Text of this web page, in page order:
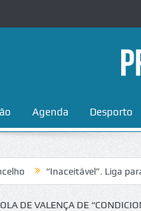
Agenda Desporto
Liga para a
DE VALENÇA DE